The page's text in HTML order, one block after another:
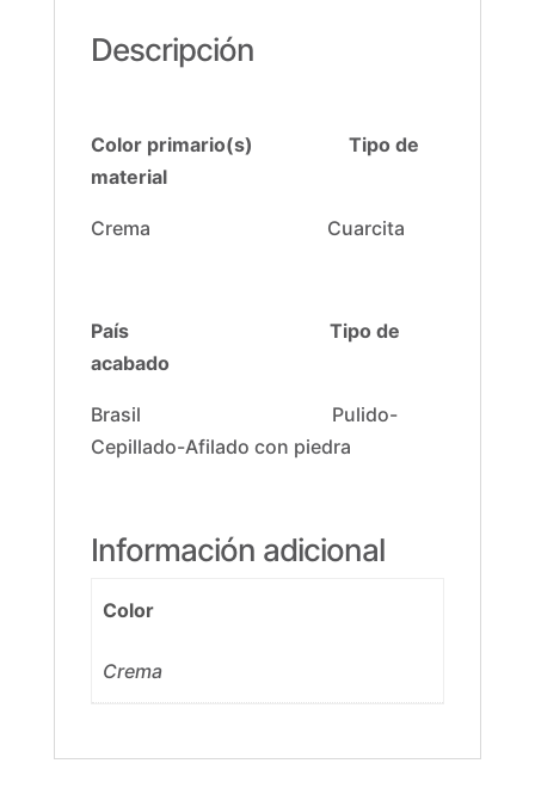
Descripción
Color primario(s) Tipo de
material
Crema Cuarcita
País
Tipo de
acabado
Brasil Pulido-
Cepillado-Afilado con piedra
Información adicional
Color
Crema